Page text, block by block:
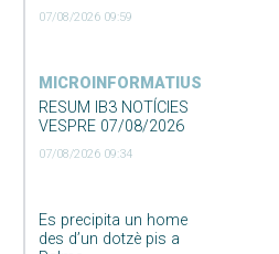
07/08/2026 09:59
MICROINFORMATIUS
RESUM IB3 NOTÍCIES
VESPRE 07/08/2026
07/08/2026 09:34
Es precipita un home
des d’un dotzè pis a